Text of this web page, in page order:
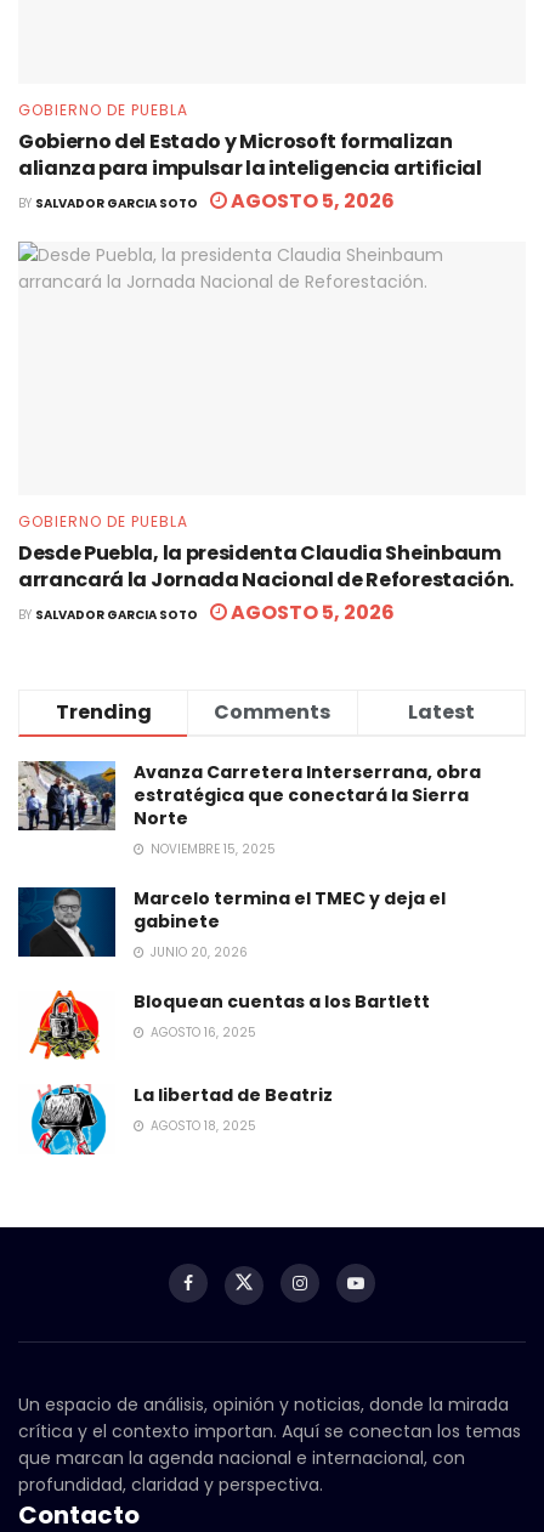
GOBIERNO DE PUEBLA
Gobierno del Estado y Microsoft formalizan
alianza para impulsar la inteligencia artificial
BY SALVADOR GARCIA SOTO AGOSTO 5, 2026
GOBIERNO DE PUEBLA
Desde Puebla, la presidenta Claudia Sheinbaum
arrancará la Jornada Nacional de Reforestación.
BY SALVADOR GARCIA SOTO AGOSTO 5, 2026
Trending Comments Latest
Avanza Carretera Interserrana, obra
estratégica que conectará la Sierra
Norte
NOVIEMBRE 15, 2025
Marcelo termina el TMEC y deja el
gabinete
JUNIO 20, 2026
Bloquean cuentas a los Bartlett
AGOSTO 16, 2025
La libertad de Beatriz
AGOSTO 18, 2025
Un espacio de análisis, opinión y noticias, donde la mirada
crítica y el contexto importan. Aquí se conectan los temas
que marcan la agenda nacional e internacional, con
profundidad, claridad y perspectiva.
Contacto